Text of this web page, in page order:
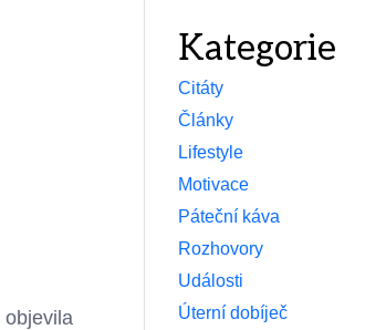
objevila
Kategorie
Citáty
Články
Lifestyle
Motivace
Páteční káva
Rozhovory
Události
Úterní dobíječ